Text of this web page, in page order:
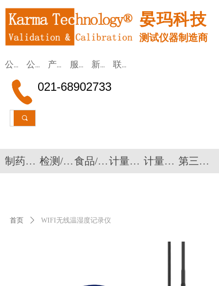
制药验证设备 检测/监测仪器 食品/医疗 计量校准设备 计量校准系统 第三方验证检测服务
끠
021-68902733
公司首页 公司简介 产品应用 服务/租赁 新闻动态 联系我们
晏玛科技
测试仪器制造商
首页 ꄲ WIFI无线温湿度记录仪